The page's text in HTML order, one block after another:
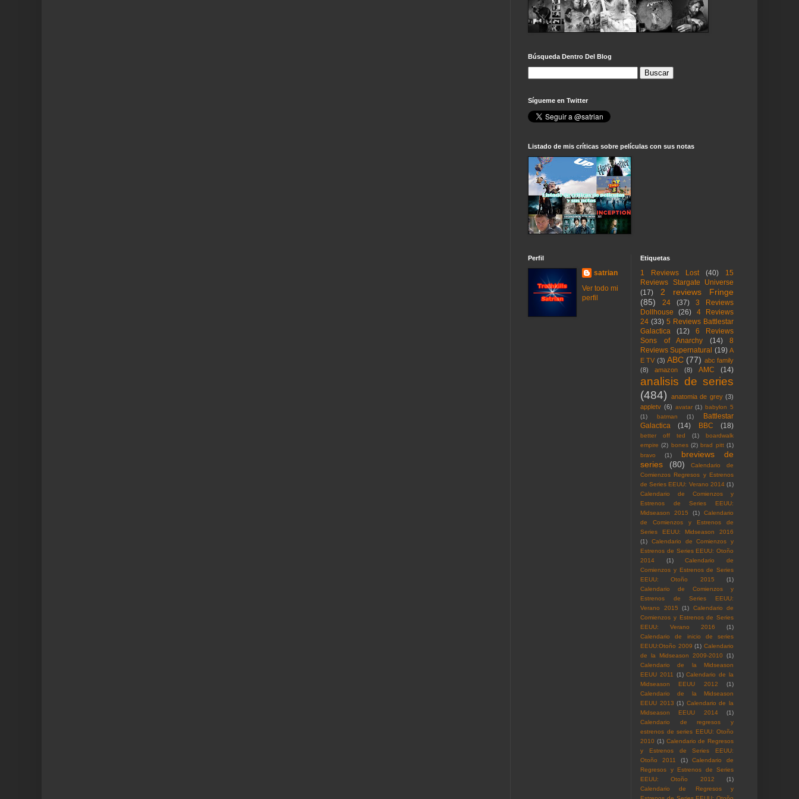
Búsqueda Dentro Del Blog
Sígueme en Twitter
Listado de mis críticas sobre películas con sus notas
Perfil
satrian
Ver todo mi
perfil
Etiquetas
1 Reviews Lost (40)
15
Reviews Stargate Universe
(17)
2 reviews Fringe
(85)
24 (37)
3 Reviews
Dollhouse
(26)
4 Reviews
24 (33) 5 Reviews Battlestar
Galactica
(12)
6 Reviews
Sons of Anarchy
(14)
8
Reviews Supernatural (19) A
E TV (3) ABC (77) abc family
(8)
amazon (8) AMC (14)
analisis de series
(484)
anatomia de grey (3)
appletv (6) avatar (1) babylon 5
(1)
batman (1)
Battlestar
Galactica
(14) BBC (18)
better off ted (1)
boardwalk
empire (2) bones (2) brad pitt (1)
bravo
(1)
breviews de
series
(80)
Calendario de
Comienzos Regresos y Estrenos
de Series EEUU: Verano 2014 (1)
Calendario de Comienzos y
Estrenos de Series EEUU:
Midseason 2015
(1)
Calendario
de Comienzos y Estrenos de
Series EEUU: Midseason 2016
(1)
Calendario de Comienzos y
Estrenos de Series EEUU: Otoño
2014
(1)
Calendario de
Comienzos y Estrenos de Series
EEUU: Otoño 2015
(1)
Calendario de Comienzos y
Estrenos de Series EEUU:
Verano 2015
(1)
Calendario de
Comienzos y Estrenos de Series
EEUU: Verano 2016
(1)
Calendario de inicio de series
EEUU:Otoño 2009 (1) Calendario
de la Midseason 2009-2010
(1)
Calendario de la Midseason
EEUU 2011 (1) Calendario de la
Midseason EEUU 2012
(1)
Calendario de la Midseason
EEUU 2013 (1) Calendario de la
Midseason EEUU 2014
(1)
Calendario de regresos y
estrenos de series EEUU: Otoño
2010 (1) Calendario de Regresos
y Estrenos de Series EEUU:
Otoño 2011
(1)
Calendario de
Regresos y Estrenos de Series
EEUU: Otoño 2012
(1)
Calendario de Regresos y